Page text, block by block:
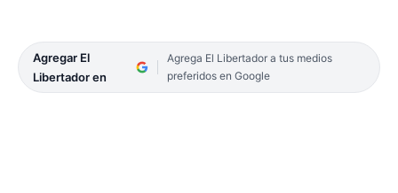
Agregar El
Libertador en
Agrega El Libertador a tus medios
preferidos en Google